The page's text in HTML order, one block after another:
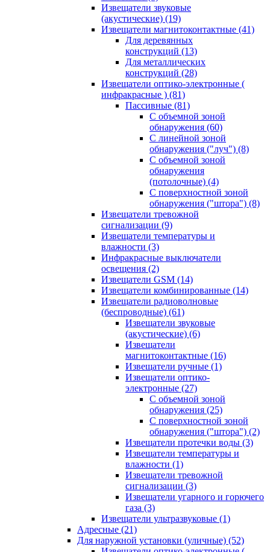
Извещатели звуковые
(акустические) (19)
Извещатели магнитоконтактные (41)
Для деревянных
конструкций (13)
Для металлических
конструкций (28)
Извещатели оптико-электронные (
инфракрасные ) (81)
Пассивные (81)
С объемной зоной
обнаружения (60)
С линейной зоной
обнаружения ("луч") (8)
С объемной зоной
обнаружения
(потолочные) (4)
С поверхностной зоной
обнаружения ("штора") (8)
Извещатели тревожной
сигнализации (9)
Извещатели температуры и
влажности (3)
Инфракрасные выключатели
освещения (2)
Извещатели GSM (14)
Извещатели комбинированные (14)
Извещатели радиоволновые
(беспроводные) (61)
Извещатели звуковые
(акустические) (6)
Извещатели
магнитоконтактные (16)
Извещатели ручные (1)
Извещатели оптико-
электронные (27)
С объемной зоной
обнаружения (25)
С поверхностной зоной
обнаружения ("штора") (2)
Извещатели протечки воды (3)
Извещатели температуры и
влажности (1)
Извещатели тревожной
сигнализации (3)
Извещатели угарного и горючего
газа (3)
Извещатели ультразвуковые (1)
Адресные (21)
Для наружной установки (уличные) (52)